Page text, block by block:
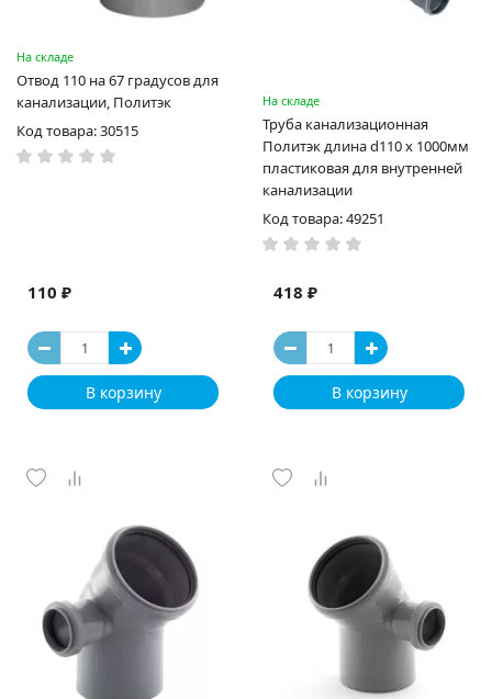
На складе
Отвод 110 на 67 градусов для
канализации, Политэк
Код товара: 30515
110 ₽
В корзину
На складе
Труба канализационная
Политэк длина d110 х 1000мм
пластиковая для внутренней
канализации
Код товара: 49251
418 ₽
В корзину